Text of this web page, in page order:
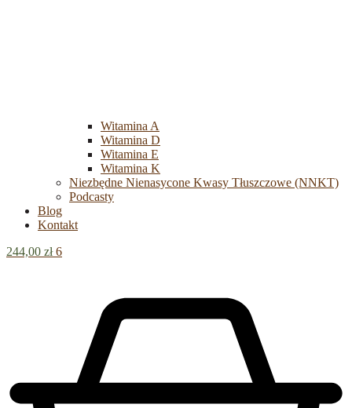
Witamina A
Witamina D
Witamina E
Witamina K
Niezbędne Nienasycone Kwasy Tłuszczowe (NNKT)
Podcasty
Blog
Kontakt
244,00 zł 6